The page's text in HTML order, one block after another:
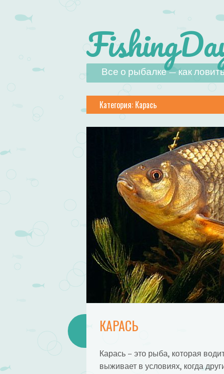
Все о рыбалке — как
Наверх
Категория: Карась
КАРАСЬ
Карась – это рыба, которая
выживает в условиях, когда